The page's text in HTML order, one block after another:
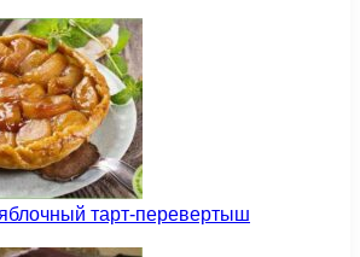
тарт-перевертыш